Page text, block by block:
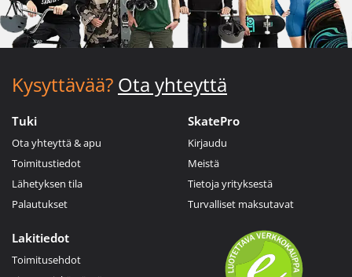
Kysyttävää? Ota yhteyttä
Tuki
Ota yhteyttä & apu
Toimitustiedot
Lähetyksen tila
Palautukset
SkatePro
Kirjaudu
Meistä
Tietoja yrityksestä
Turvalliset maksutavat
Lakitiedot
Toimitusehdot